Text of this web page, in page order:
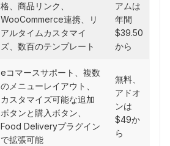
格、商品リンク、
WooCommerce連携、リ
アルタイムカスタマイ
ズ、数百のテンプレート
アムは
年間
$39.50
から
eコマースサポート、複数
のメニューレイアウト、
カスタマイズ可能な追加
ボタンと購入ボタン、
Food Deliveryプラグイン
で拡張可能
無料、
アドオ
ンは
$49か
ら